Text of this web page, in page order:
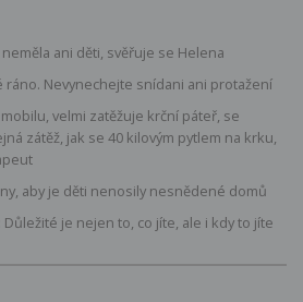
ani děti, svěřuje se Helena
ráno. Nevynechejte snídani ani protažení
velmi zatěžuje krční páteř, se
zátěž, jak se 40 kilovým pytlem na krku,
aby je děti nenosily nesnědené domů
Důležité je nejen to, co jíte, ale i kdy to jíte